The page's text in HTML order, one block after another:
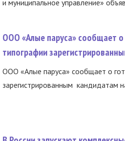
и муниципальное управление»
ООО «Алые паруса» сообщает о
типографии
ООО «Алые паруса» сообщает о
зарегистрированным кандидатам